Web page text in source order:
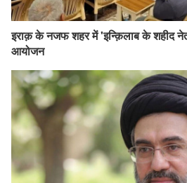
इराक़ के नजफ शहर में 'इन्क़िलाब के शहीद
आयोजन